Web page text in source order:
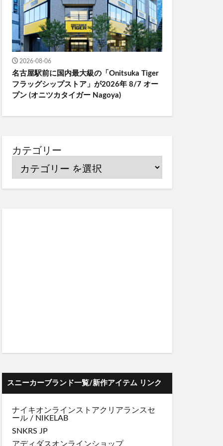
2026-08-06
名古屋駅前に国内最大級の「Onitsuka Tiger
フラッグシップストア」が2026年 8/7 オー
プン (オニツカタイガー Nagoya)
カテゴリー
スニーカーブランド一覧/新作アイテム リンク
ナイキオンラインストアクリアランスセ
ール / NIKELAB
SNKRS JP
アディダスオンラインショップ